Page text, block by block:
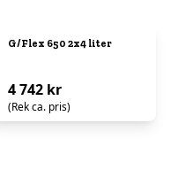
G/Flex 650 2x4 liter
4 742 kr
(Rek ca. pris)